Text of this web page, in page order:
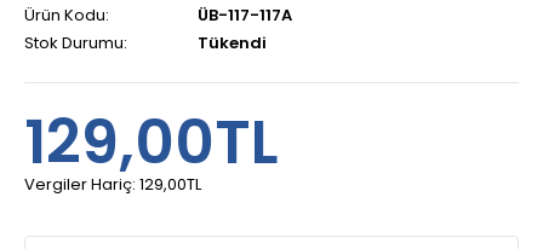
Ürün Kodu:
ÜB-117-117A
Stok Durumu:
Tükendi
129,00TL
Vergiler Hariç: 129,00TL